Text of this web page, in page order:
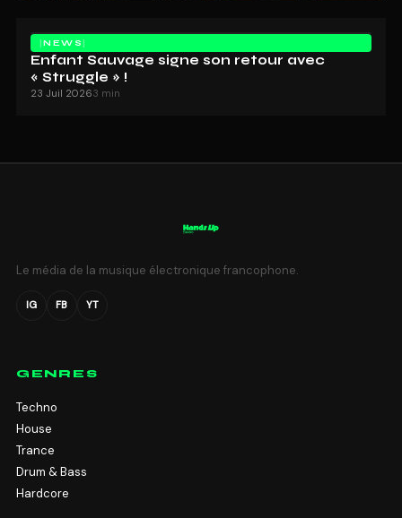
NEWS
Enfant Sauvage signe son retour avec
« Struggle » !
23 Juil 20263 min
Le média de la musique électronique francophone.
IG FB YT
GENRES
Techno
House
Trance
Drum & Bass
Hardcore